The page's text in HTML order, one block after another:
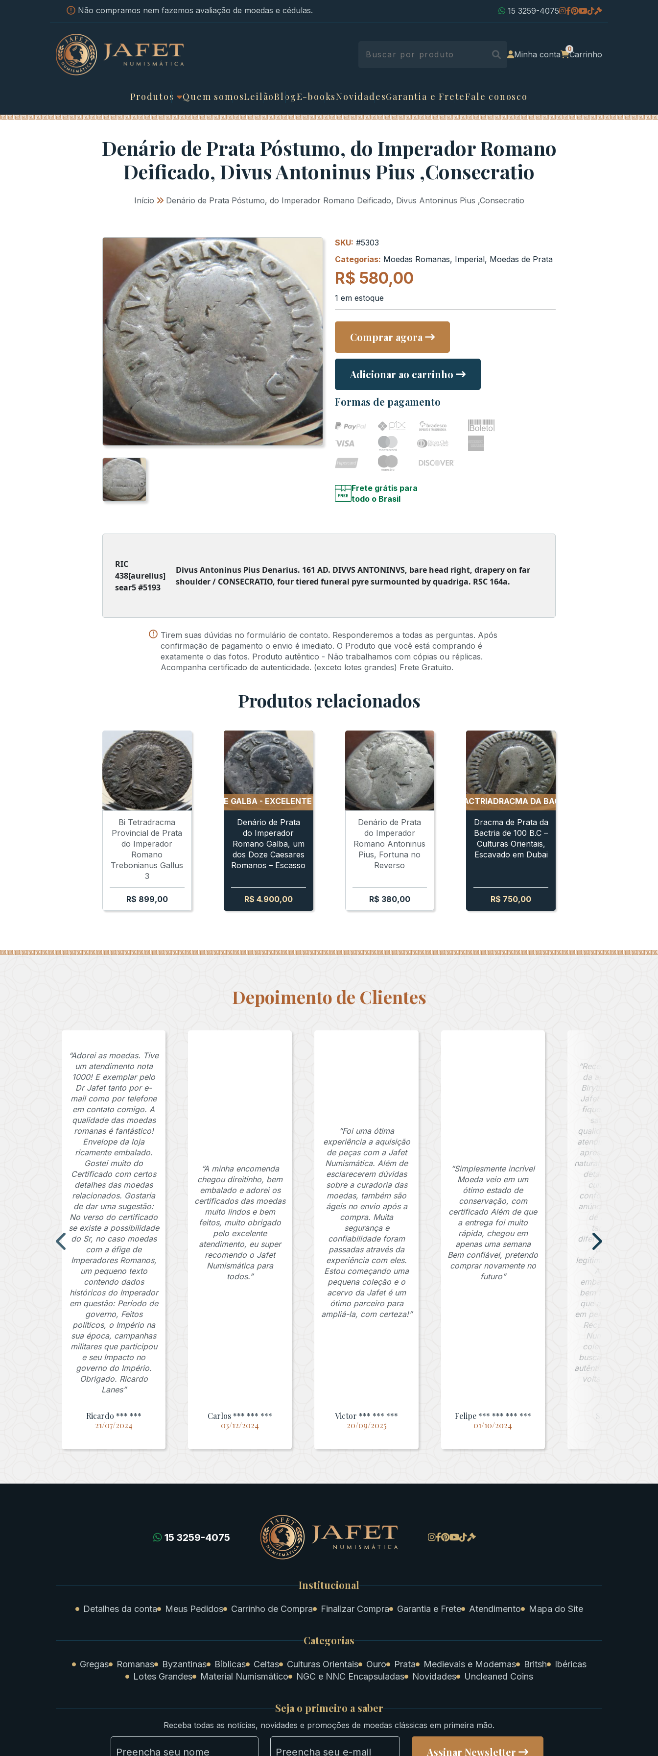
Não compramos nem fazemos avaliação de moedas e cédulas. 15 3259-4075
Minha conta Carrinho
Produtos Quem somosLeilãoBlogE-booksNovidadesGarantia e FreteFale conosco
Denário de Prata Póstumo, do Imperador Romano
Deificado, Divus Antoninus Pius ,Consecratio
Início » Denário de Prata Póstumo, do Imperador Romano Deificado, Divus Antoninus Pius ,Consecratio
SKU: #5303
Categorias: Moedas Romanas, Imperial, Moedas de Prata
R$ 580,00
1 em estoque
Comprar agora
Adicionar ao carrinho
Formas de pagamento
Frete grátis para
todo o Brasil
RIC
438[aurelius]
sear5 #5193
Divus Antoninus Pius Denarius. 161 AD. DIVVS ANTONINVS, bare head right, drapery on far
shoulder / CONSECRATIO, four tiered funeral pyre surmounted by quadriga. RSC 164a.
Tirem suas dúvidas no formulário de contato. Responderemos a todas as perguntas. Após
confirmação de pagamento o envio é imediato. O Produto que você está comprando é
exatamente o das fotos. Produto autêntico - Não trabalhamos com cópias ou réplicas.
Acompanha certificado de autenticidade. (exceto lotes grandes) Frete Gratuito.
Produtos relacionados
Bi Tetradracma
Provincial de Prata
do Imperador
Romano
Trebonianus Gallus
3
R$ 899,00
DENARIO DE PRATA DE GALBA - EXCELENTE RETRATO DENARIO DE PRATA DE GALBA - EXCELENTE RETRATODENARIO DE PRATA DE GALBA
Denário de Prata
do Imperador
Romano Galba, um
dos Doze Caesares
Romanos – Escasso
R$ 4.900,00
Denário de Prata
do Imperador
Romano Antoninus
Pius, Fortuna no
Reverso
R$ 380,00
DRACMA DA BACTRIADRACMA DA BACTRIADRACMA DA BACTRIA
Dracma de Prata da
Bactria de 100 B.C –
Culturas Orientais,
Escavado em Dubai
R$ 750,00
Depoimento de Clientes
“Adorei as moedas. Tive
um atendimento nota
1000! E exemplar pelo
Dr Jafet tanto por e-
mail como por telefone
em contato comigo. A
qualidade das moedas
romanas é fantástico!
Envelope da loja
ricamente embalado.
Gostei muito do
Certificado com certos
detalhes das moedas
relacionados. Gostaria
de dar uma sugestão:
No verso do certificado
se existe a possibilidade
do Sr, no caso moedas
com a éfige de
Imperadores Romanos,
um pequeno texto
contendo dados
históricos do Imperador
em questão: Período de
governo, Feitos
políticos, o Império na
sua época, campanhas
militares que participou
e seu Impacto no
governo do Império.
Obrigado. Ricardo
Lanes”
Ricardo *** ***
21/07/2024
“A minha encomenda
chegou direitinho, bem
embalado e adorei os
certificados das moedas
muito lindos e bem
feitos, muito obrigado
pelo excelente
atendimento, eu super
recomendo o Jafet
Numismática para
todos.”
Carlos *** *** ***
03/12/2024
“Foi uma ótima
experiência a aquisição
de peças com a Jafet
Numismática. Além de
esclarecerem dúvidas
sobre a curadoria das
moedas, também são
ágeis no envio após a
compra. Muita
segurança e
confiabilidade foram
passadas através da
experiência com eles.
Estou começando uma
pequena coleção e o
acervo da Jafet é um
ótimo parceiro para
ampliá-la, com certeza!”
Victor *** *** ***
20/09/2025
“Simplesmente incrível
Moeda veio em um
ótimo estado de
conservação, com
certificado Além de que
a entrega foi muito
rápida, chegou em
apenas uma semana
Bem confiável, pretendo
comprar novamente no
futuro”
Felipe *** *** *** ***
01/10/2024
“Recebi minha
da antiga cidade de
Birytis, comprada na
Jafet Numismática, e
fiquei extremamente
satisfeito com a
qualidade da peça e
atendimento. A
apresenta uma
natural bem
detalhes visíveis da
cunhagem e está
conforme descrito
anúncio. O
de autenticidade
também foi um
diferencial
reforçando a
legitimidade da
embalagem foi muito
bem feita,
que a peça chegasse
em perfeitas
Recomendo a Jafet
Numismática para
colecionadores que
buscam peças raras
autênticas. Com
voltarei a comprar!”
Sandiego ***
15 3259-4075
Institucional
Detalhes da conta Meus Pedidos Carrinho de Compra Finalizar Compra Garantia e Frete Atendimento Mapa do Site
Categorias
Gregas Romanas Byzantinas Bíblicas Celtas Culturas Orientais Ouro Prata Medievais e Modernas Britsh
Ibéricas
Lotes Grandes
Material Numismático NGC e NNC Encapsuladas Novidades Uncleaned Coins
Seja o primeiro a saber
Receba todas as notícias, novidades e promoções de moedas clássicas em primeira mão.
Assinar Newsletter